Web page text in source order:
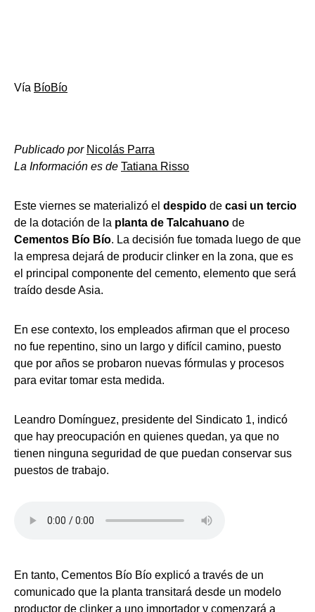
Vía BíoBío
Publicado por Nicolás Parra
La Información es de Tatiana Risso
Este viernes se materializó el despido de casi un tercio
de la dotación de la planta de Talcahuano de
Cementos Bío Bío. La decisión fue tomada luego de que
la empresa dejará de producir clinker en la zona, que es
el principal componente del cemento, elemento que será
traído desde Asia.
En ese contexto, los empleados afirman que el proceso
no fue repentino, sino un largo y difícil camino, puesto
que por años se probaron nuevas fórmulas y procesos
para evitar tomar esta medida.
Leandro Domínguez, presidente del Sindicato 1, indicó
que hay preocupación en quienes quedan, ya que no
tienen ninguna seguridad de que puedan conservar sus
puestos de trabajo.
En tanto, Cementos Bío Bío explicó a través de un
comunicado que la planta transitará desde un modelo
productor de clinker a uno importador y comenzará a